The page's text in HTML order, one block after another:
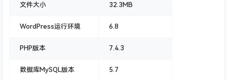
文件大小 32.3MB
WordPress运行环境 6.8
PHP版本 7.4.3
数据库MySQL版本 5.7